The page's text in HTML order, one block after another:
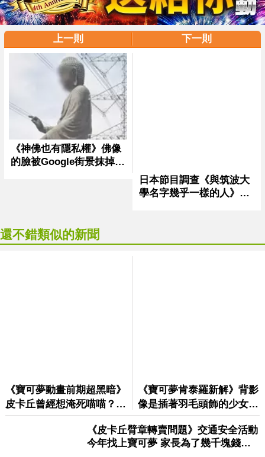
上一則 下一則
還不錯類似的新聞